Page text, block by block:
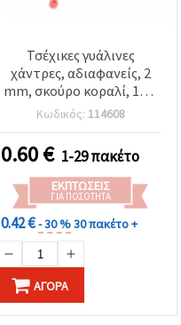
Τσέχικες γυάλινες
χάντρες, αδιαφανείς, 2
mm, σκούρο κοραλί, 15 g
(~2050 τεμ.) – Αξεσουάρ
για Χειροτεχνίες & Χόμπι
Κωδικός: 114608
0.60€ 1-29 πακέτο
ΕΚΠΤΏΣΕΙΣ
ΓΙΑ ΠΟΣΌΤΗΤΑ
0.42 €- 30 %30 πακέτο +
ΑΓΟΡΆ